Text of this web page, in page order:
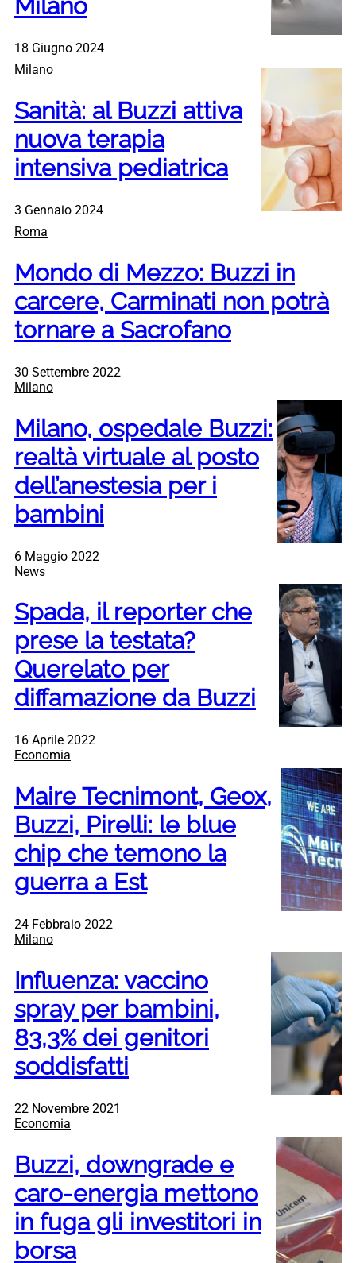
Milano
18 Giugno 2024
Milano
Sanità: al Buzzi attiva
nuova terapia
intensiva pediatrica
3 Gennaio 2024
Roma
Mondo di Mezzo: Buzzi in
carcere, Carminati non potrà
tornare a Sacrofano
30 Settembre 2022
Milano
Milano, ospedale Buzzi:
realtà virtuale al posto
dell’anestesia per i
bambini
6 Maggio 2022
News
Spada, il reporter che
prese la testata?
Querelato per
diffamazione da Buzzi
16 Aprile 2022
Economia
Maire Tecnimont, Geox,
Buzzi, Pirelli: le blue
chip che temono la
guerra a Est
24 Febbraio 2022
Milano
Influenza: vaccino
spray per bambini,
83,3% dei genitori
soddisfatti
22 Novembre 2021
Economia
Buzzi, downgrade e
caro-energia mettono
in fuga gli investitori in
borsa